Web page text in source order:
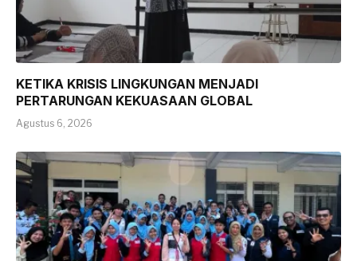
KETIKA KRISIS LINGKUNGAN MENJADI
PERTARUNGAN KEKUASAAN GLOBAL
Agustus 6, 2026